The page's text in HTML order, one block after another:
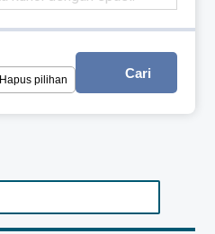
Hapus pilihan Cari